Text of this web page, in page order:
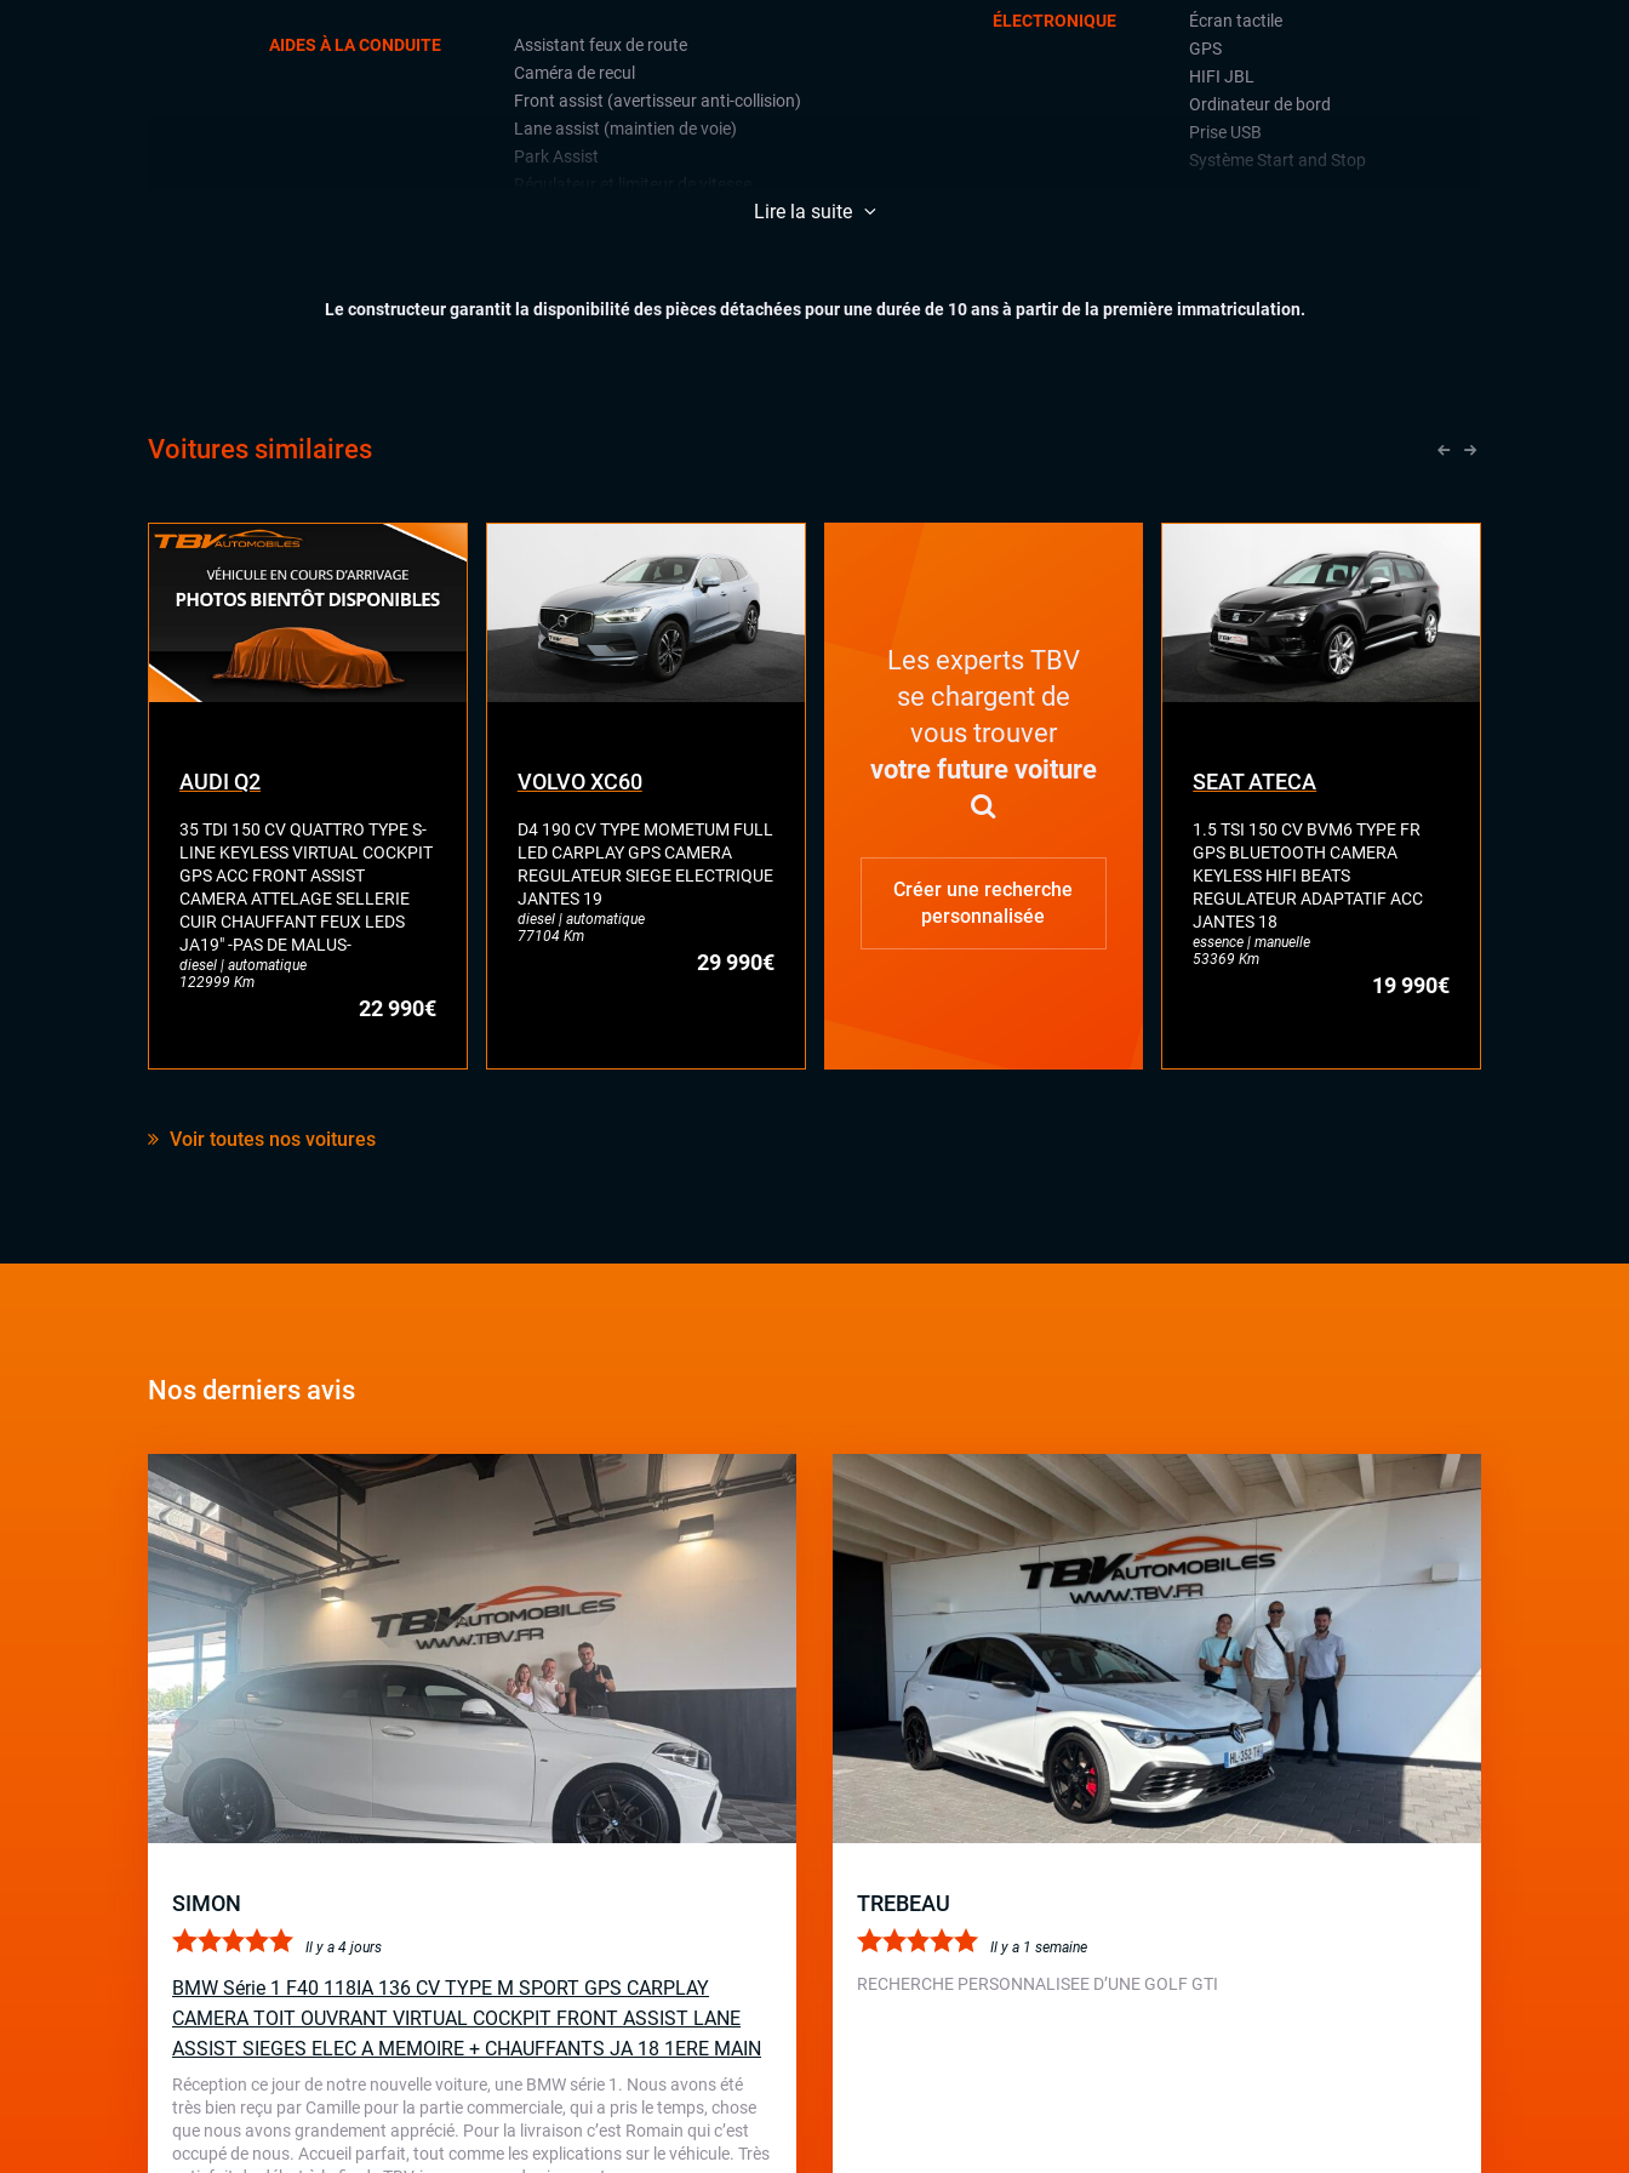
AIDES À LA CONDUITE
Assistant feux de route
Caméra de recul
Front assist (avertisseur anti-collision)
Lane assist (maintien de voie)
Park Assist
Feux automatiques
ÉLECTRONIQUE
Écran tactile
GPS
HIFI JBL
Ordinateur de bord
Prise USB
Système Start and Stop
INTÉRIEUR
Commandes au volant
Lire la suite
Le constructeur garantit la disponibilité des pièces détachées pour une durée de 10 ans à partir de la première immatriculation.
Voitures similaires
AUDI Q2
35 TDI 150 CV QUATTRO TYPE S-
LINE KEYLESS VIRTUAL COCKPIT
GPS ACC FRONT ASSIST
CAMERA ATTELAGE SELLERIE
CUIR CHAUFFANT FEUX LEDS
JA19" -PAS DE MALUS-
diesel | automatique
122999 Km
22 990€
VOLVO XC60
D4 190 CV TYPE MOMETUM FULL
LED CARPLAY GPS CAMERA
REGULATEUR SIEGE ELECTRIQUE
JANTES 19
diesel | automatique
77104 Km
29 990€
Les experts TBV
se chargent de
vous trouver
votre future voiture
Créer une recherche
personnalisée
SEAT ATECA
1.5 TSI 150 CV BVM6 TYPE FR
GPS BLUETOOTH CAMERA
KEYLESS HIFI BEATS
REGULATEUR ADAPTATIF ACC
JANTES 18
essence | manuelle
53369 Km
19 990€
Voir toutes nos voitures
Nos derniers avis
SIMON
Il y a 4 jours
BMW Série 1 F40 118IA 136 CV TYPE M SPORT GPS CARPLAY
CAMERA TOIT OUVRANT VIRTUAL COCKPIT FRONT ASSIST LANE
ASSIST SIEGES ELEC A MEMOIRE + CHAUFFANTS JA 18 1ERE MAIN
Réception ce jour de notre nouvelle voiture, une BMW série 1. Nous avons été
très bien reçu par Camille pour la partie commerciale, qui a pris le temps, chose
que nous avons grandement apprécié. Pour la livraison c’est Romain qui c’est
occupé de nous. Accueil parfait, tout comme les explications sur le véhicule. Très
TREBEAU
Il y a 1 semaine
RECHERCHE PERSONNALISEE D’UNE GOLF GTI